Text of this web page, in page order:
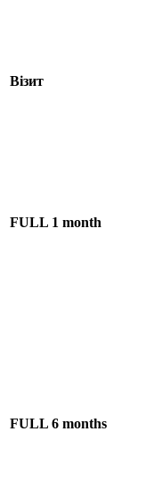
Візит
FULL 1 month
FULL 6 months